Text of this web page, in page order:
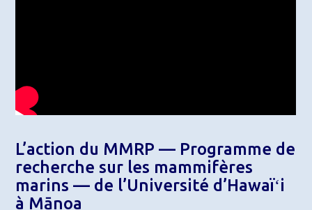
L’action du MMRP — Programme de
recherche sur les mammifères
marins — de l’Université d’Hawaïʻi
à Mānoa